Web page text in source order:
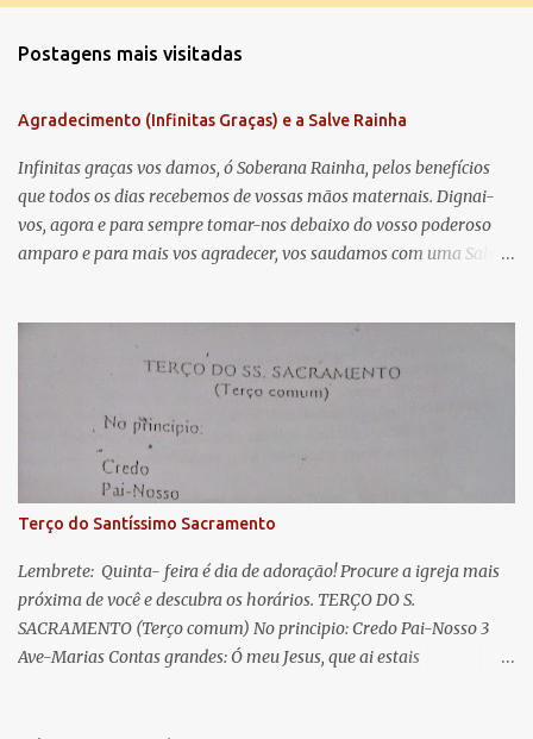
e
t
á
r
i
o
Postagens mais visitadas
Agradecimento (Infinitas Graças) e a Salve Rainha
Infinitas graças vos damos, ó Soberana Rainha, pelos benefícios
que todos os dias recebemos de vossas mãos maternais. Dignai-
vos, agora e para sempre tomar-nos debaixo do vosso poderoso
amparo e para mais vos agradecer, vos saudamos com uma Salve
lágrimas. Eia, pois, Advogada nossa, estes vossos olhos
misericordiosos a nós volvei, e depois deste desterro, mostrai-nos
Jesus. Bendito é o fruto do vosso ventre, ó clemente, ó piedosa, ó
doce e sempre Virgem Maria. Rogai por nós Santa Mãe de Deus.
Para que sejamos dignos das promessas de Cristo. Amém.
Terço do Santíssimo Sacramento
Lembrete: Quinta- feira é dia de adoração! Procure a igreja mais
próxima de você e descubra os horários. TERÇO DO S.
SACRAMENTO (Terço comum) No principio: Credo Pai-Nosso 3
Ave-Marias Contas grandes: Ó meu Jesus, que ai estais